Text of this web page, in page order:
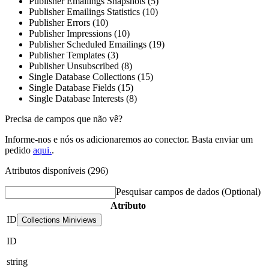
Publisher Emailings Statistics (10)
Publisher Errors (10)
Publisher Impressions (10)
Publisher Scheduled Emailings (19)
Publisher Templates (3)
Publisher Unsubscribed (8)
Single Database Collections (15)
Single Database Fields (15)
Single Database Interests (8)
Precisa de campos que não vê?
Informe-nos e nós os adicionaremos ao conector. Basta enviar um
pedido aqui..
Atributos disponíveis (296)
Pesquisar campos de dados (Optional)
Atributo
ID Collections Miniviews
ID
string